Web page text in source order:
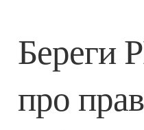
Береги
про